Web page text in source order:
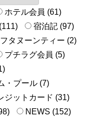
ホテル会員 (61)
宿泊記 (97)
タヌーンティー (2)
プチラグ会員 (5)
・プール (7)
ジットカード (31)
NEWS (152)